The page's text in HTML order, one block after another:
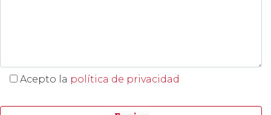
Acepto la política de privacidad